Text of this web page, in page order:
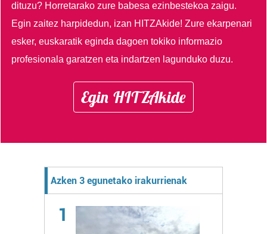
dituzu? Horretarako zure babesa ezinbestekoa zaigu.
Egin zaitez harpidedun, izan HITZAkide!Zure ekarpenari
esker, euskaratik eginda dagoen tokiko informazio
profesionala garatzen eta indartzen lagunduko duzu.
Egin HITZAkide
Azken 3 egunetako irakurrienak
1